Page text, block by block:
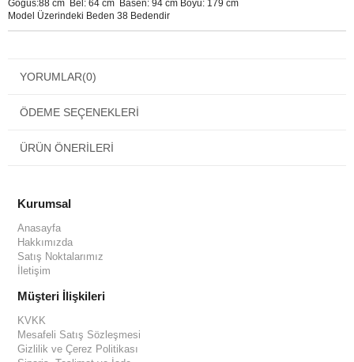
Göğüs:88 cm Bel: 64 cm Basen: 94 cm Boyu: 179 cm
Model Üzerindeki Beden 38 Bedendir
YORUMLAR(0)
ÖDEME SEÇENEKLERI
ÜRÜN ÖNERILERI
Kurumsal
Anasayfa
Hakkımızda
Satış Noktalarımız
İletişim
Müşteri İlişkileri
KVKK
Mesafeli Satış Sözleşmesi
Gizlilik ve Çerez Politikası